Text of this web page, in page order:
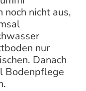
nicht aus,
nur
Danach
Bodenpflege